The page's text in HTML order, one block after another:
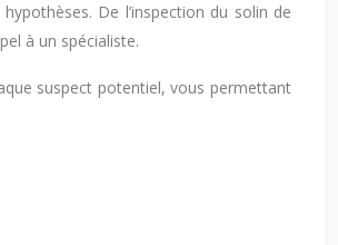
De l’inspection du solin de
à un spécialiste.
suspect potentiel, vous permettant